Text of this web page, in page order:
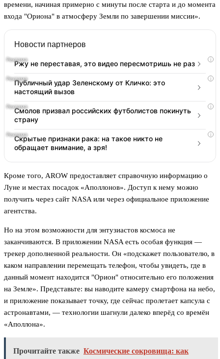
времени, начиная примерно с минуты после старта и до момента
входа "Ориона" в атмосферу Земли по завершении миссии».
Новости партнеров
i
Ржу не переставая, это видео пересмотришь не раз
i
Публичный удар Зеленскому от Кличко: это
настоящий вызов
i
Смолов призвал российских футболистов покинуть
страну
i
Скрытые признаки рака: на такое никто не
обращает внимание, а зря!
Кроме того, AROW предоставляет справочную информацию о
Луне и местах посадок «Аполлонов». Доступ к нему можно
получить через сайт NASA или через официальное приложение
агентства.
Но на этом возможности для энтузиастов космоса не
заканчиваются. В приложении NASA есть особая функция —
трекер дополненной реальности. Он «подскажет пользователю, в
каком направлении перемещать телефон, чтобы увидеть, где в
данный момент находится "Орион" относительно его положения
на Земле». Представьте: вы наводите камеру смартфона на небо,
и приложение показывает точку, где сейчас пролетает капсула с
астронавтами, — технологии шагнули далеко вперёд со времён
«Аполлона».
Прочитайте также Космические сокровища: как